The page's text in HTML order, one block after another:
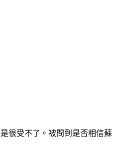
很受不了。被問到是否相信蘇